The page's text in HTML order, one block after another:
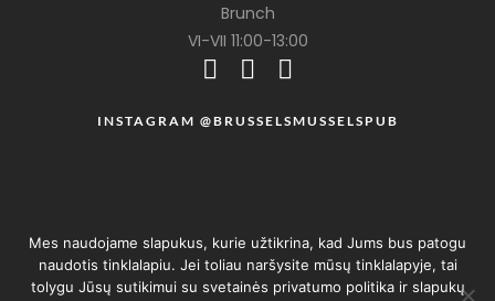
Brunch
VI-VII 11:00-13:00
INSTAGRAM @BRUSSELSMUSSELSPUB
Mes naudojame slapukus, kurie užtikrina, kad Jums bus patogu
naudotis tinklalapiu. Jei toliau naršysite mūsų tinklalapyje, tai
tolygu Jūsų sutikimui su svetainės privatumo politika ir slapukų